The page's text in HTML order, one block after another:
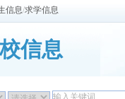
信息/求学信息
信息